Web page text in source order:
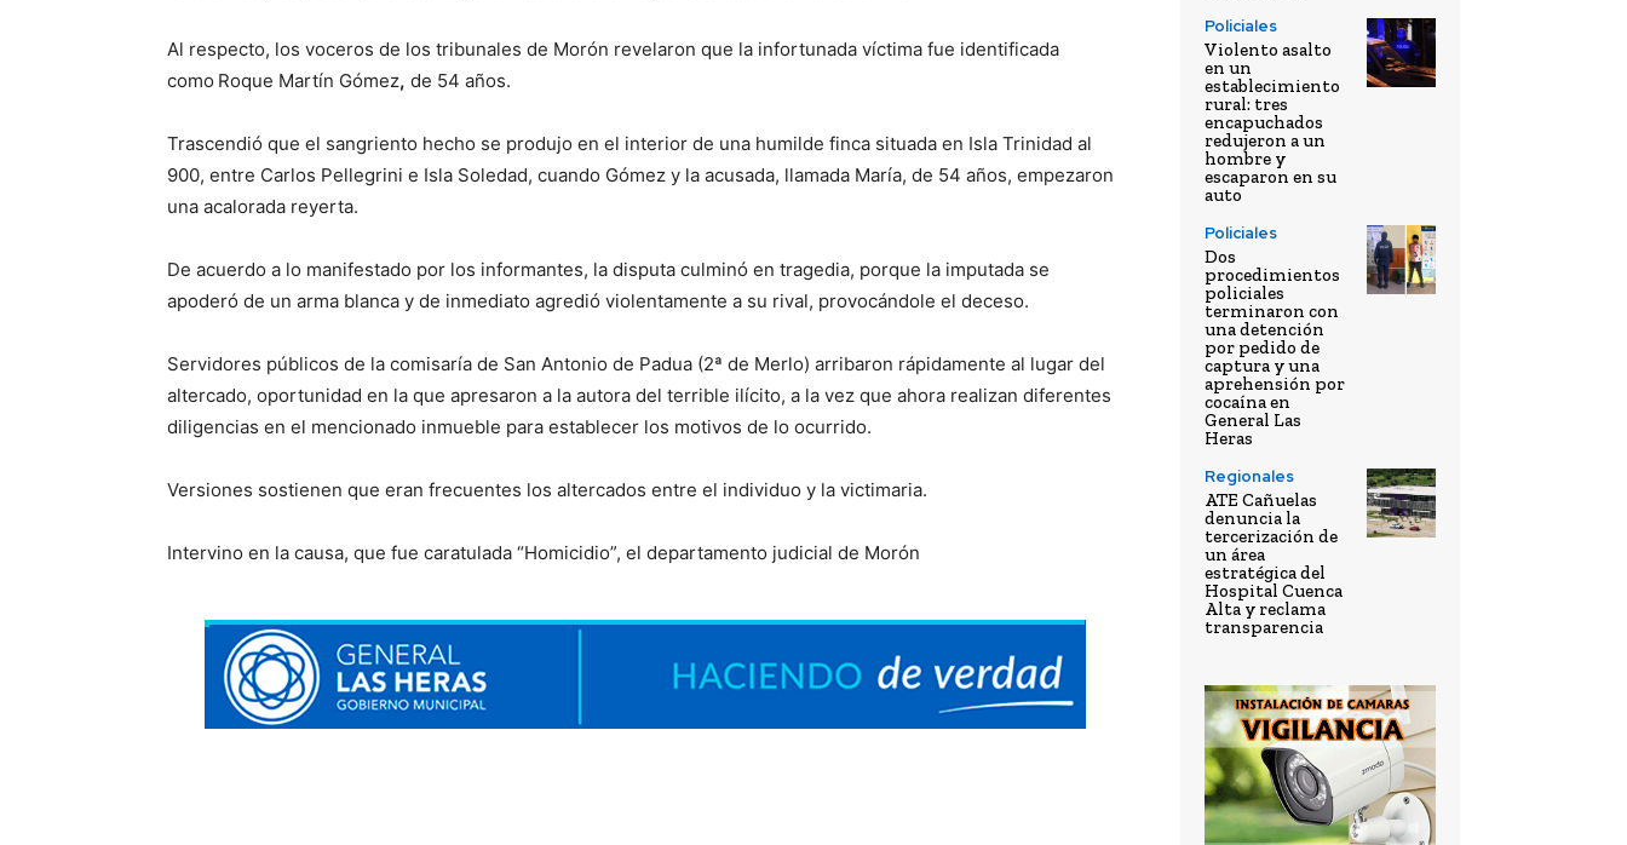
Al respecto, los voceros de los tribunales de Morón revelaron que la infortunada víctima fue identificada
como Roque Martín Gómez, de 54 años.
Trascendió que el sangriento hecho se produjo en el interior de una humilde finca situada en Isla Trinidad al
900, entre Carlos Pellegrini e Isla Soledad, cuando Gómez y la acusada, llamada María, de 54 años, empezaron
una acalorada reyerta.
De acuerdo a lo manifestado por los informantes, la disputa culminó en tragedia, porque la imputada se
apoderó de un arma blanca y de inmediato agredió violentamente a su rival, provocándole el deceso.
Servidores públicos de la comisaría de San Antonio de Padua (2ª de Merlo) arribaron rápidamente al lugar del
altercado, oportunidad en la que apresaron a la autora del terrible ilícito, a la vez que ahora realizan diferentes
diligencias en el mencionado inmueble para establecer los motivos de lo ocurrido.
Versiones sostienen que eran frecuentes los altercados entre el individuo y la victimaria.
Intervino en la causa, que fue caratulada “Homicidio”, el departamento judicial de Morón
Policiales
Violento asalto
en un
establecimiento
rural: tres
encapuchados
redujeron a un
hombre y
escaparon en su
auto
Policiales
Dos
procedimientos
policiales
terminaron con
una detención
por pedido de
captura y una
aprehensión por
cocaína en
General Las
Heras
Regionales
ATE Cañuelas
denuncia la
tercerización de
un área
estratégica del
Hospital Cuenca
Alta y reclama
transparencia